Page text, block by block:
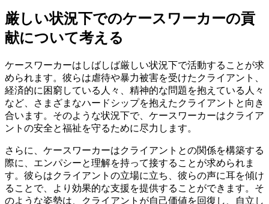
厳しい状況下でのケースワーカーの貢
献について考える
ケースワーカーはしばしば厳しい状況下で活動することが求
められます。彼らは虐待や暴力被害を受けたクライアント、
経済的に困窮している人々、精神的な問題を抱えている人々
など、さまざまなハードシップを抱えたクライアントと向き
合います。そのような状況下で、ケースワーカーはクライア
ントの安全と福祉を守るために尽力します。
さらに、ケースワーカーはクライアントとの関係を構築する
際に、エンパシーと理解を持って接することが求められま
す。彼らはクライアントの立場に立ち、彼らの声に耳を傾け
ることで、より効果的な支援を提供することができます。そ
のような姿勢は、クライアントが自己価値を回復し、自立し